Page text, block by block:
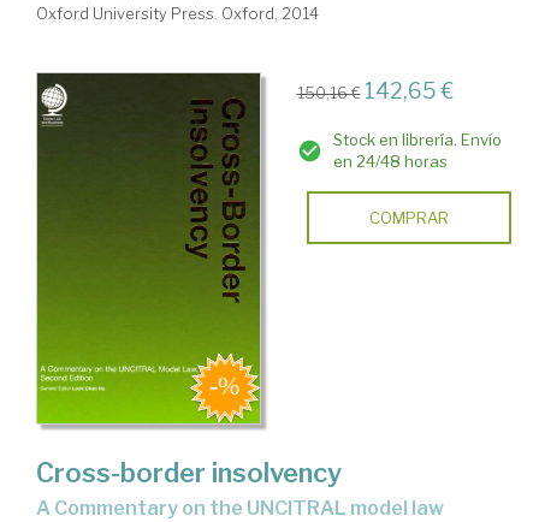
Oxford University Press. Oxford, 2014
150,16 € 142,65 €
Stock en librería. Envío
en 24/48 horas
COMPRAR
Cross-border insolvency
a Commentary on the UNCITRAL model law